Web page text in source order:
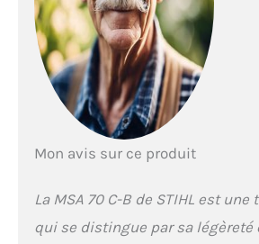
Mon avis sur ce produit
La MSA 70 C-B de STIHL est
qui se distingue par sa légèreté